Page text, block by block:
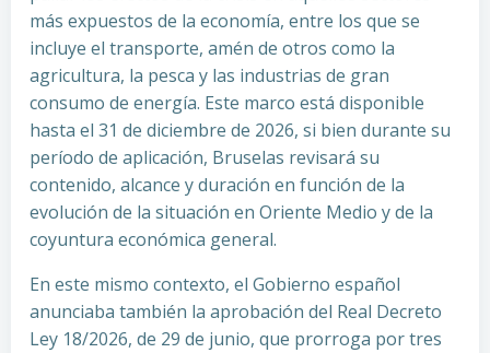
más expuestos de la economía, entre los que se
incluye el transporte, amén de otros como la
agricultura, la pesca y las industrias de gran
consumo de energía. Este marco está disponible
hasta el 31 de diciembre de 2026, si bien durante su
período de aplicación, Bruselas revisará su
contenido, alcance y duración en función de la
evolución de la situación en Oriente Medio y de la
coyuntura económica general.
En este mismo contexto, el Gobierno español
anunciaba también la aprobación del Real Decreto
Ley 18/2026, de 29 de junio, que prorroga por tres